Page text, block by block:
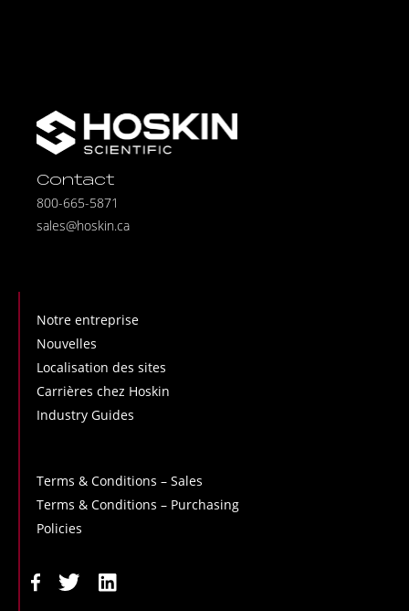
Contact
800-665-5871
sales@hoskin.ca
Notre entreprise
Nouvelles
Localisation des sites
Carrières chez Hoskin
Industry Guides
Terms & Conditions – Sales
Terms & Conditions – Purchasing
Policies